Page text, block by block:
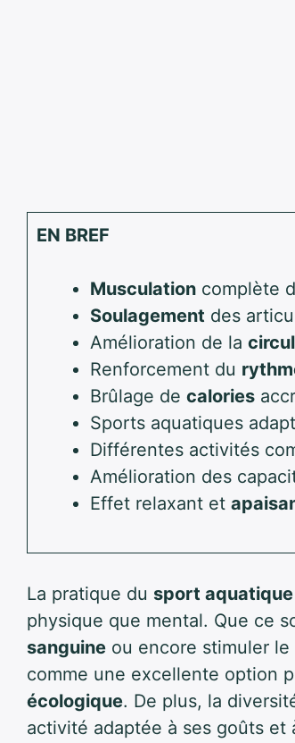
EN BREF
Musculation complète
Soulagement des
Amélioration de la
Renforcement du
Brûlage de calories
Sports aquatiques
Différentes activités
Amélioration des
Effet relaxant et
La pratique du sport aquatique
physique que mental. Que ce
sanguine ou encore stimuler
comme une excellente option
écologique. De plus, la
activité adaptée à ses goûts et